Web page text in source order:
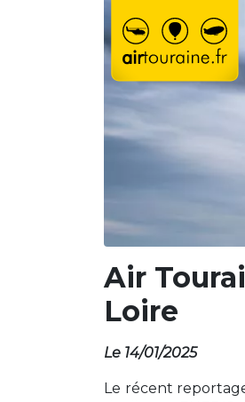
Air
Loire
Le 14/01/2025
Le récent